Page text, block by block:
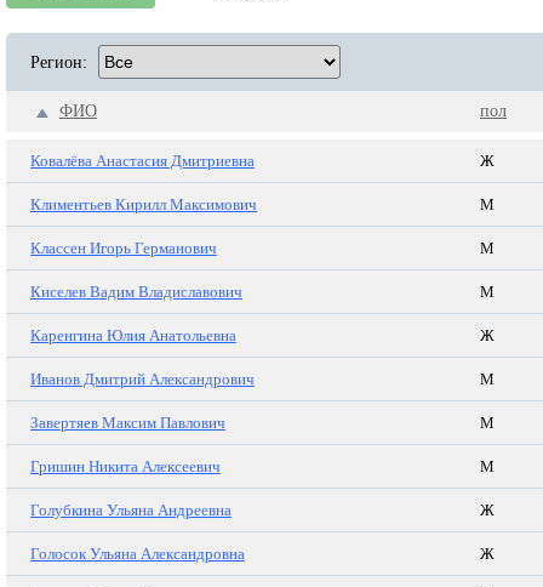
Регион:
ФИО пол
Ковалёва Анастасия Дмитриевна Ж
Климентьев Кирилл Максимович М
Классен Игорь Германович М
Киселев Вадим Владиславович М
Каренгина Юлия Анатольевна Ж
Иванов Дмитрий Александрович М
Завертяев Максим Павлович М
Гришин Никита Алексеевич М
Голубкина Ульяна Андреевна Ж
Голосок Ульяна Александровна Ж